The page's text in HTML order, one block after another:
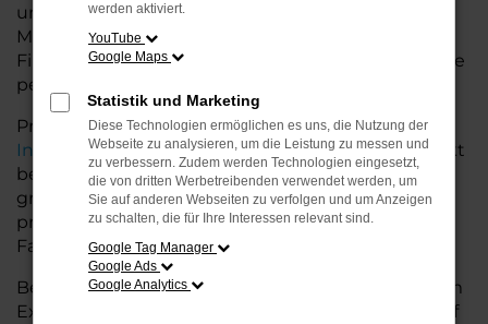
unterstützen Sie bei der Auswahl des passenden
Modells und bieten maßgeschneiderte
Finanzierungslösungen sowie Leasingoptionen, die
perfekt zu Ihrem Budget und Bedarf passen.
Profitieren Sie von zusätzlichen Services wie
Inzahlungnahme,Wartung und Reparaturendirekt
bei Ihrem VW Autohaus in Oldenburg. Mit unserer
großen Auswahl an Fahrzeugen und der
professionellen Beratung finden Sie bei uns das
Fahrzeug, das Ihre Ansprüche erfüllt.
Besuchen Sie uns und lassen Sie sich von unserem
Expertenteam beraten – der VW Arteon wartet auf
werden aktiviert.
YouTube
Google Maps
Statistik und Marketing
Diese Technologien ermöglichen es uns, die Nutzung der
Webseite zu analysieren, um die Leistung zu messen und
zu verbessern. Zudem werden Technologien eingesetzt,
die von dritten Werbetreibenden verwendet werden, um
Sie auf anderen Webseiten zu verfolgen und um Anzeigen
zu schalten, die für Ihre Interessen relevant sind.
Google Tag Manager
Google Ads
Google Analytics